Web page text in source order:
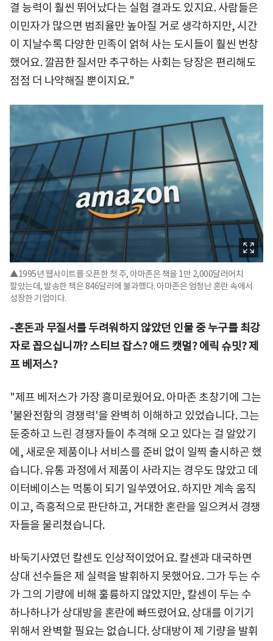
결 능력이 훨씬 뛰어났다는 실험 결과도 있지요. 사람들은
이민자가 많으면 범죄율만 높아질 거로 생각하지만, 시간
이 지날수록 다양한 민족이 얽혀 사는 도시들이 훨씬 번창
했어요. 깔끔한 질서만 추구하는 사회는 당장은 편리해도
점점 더 나약해질 뿐이지요."
▲1995년 웹사이트를 오픈한 첫 주, 아마존은 책을 1만 2,000달러어치
팔았는데, 발송한 책은 846달러에 불과했다. 아마존은 엄청난 혼란 속에서
성장한 기업이다.
-혼돈과 무질서를 두려워하지 않았던 인물 중 누구를 최강
자로 꼽으십니까? 스티브 잡스? 애드 캣멀? 에릭 슈밋? 제
프 베저스?
"제프 베저스가 가장 흥미로웠어요. 아마존 초창기에 그는
'불완전함의 경쟁력'을 완벽히 이해하고 있었습니다. 그는
둔중하고 느린 경쟁자들이 추격해 오고 있다는 걸 알았기
에, 새로운 제품이나 서비스를 준비 없이 일찍 출시하곤 했
습니다. 유통 과정에서 제품이 사라지는 경우도 많았고 데
이터베이스는 먹통이 되기 일쑤였어요. 하지만 계속 움직
이고, 즉흥적으로 판단하고, 거대한 혼란을 일으켜서 경쟁
자들을 물리쳤습니다.
바둑기사였던 칼센도 인상적이었어요. 칼센과 대국하면
상대 선수들은 제 실력을 발휘하지 못했어요. 그가 두는 수
가 그의 기량에 비해 훌륭하지 않았지만, 칼센이 두는 수
하나하나가 상대방을 혼란에 빠뜨렸어요. 상대를 이기기
위해서 완벽할 필요는 없습니다. 상대방이 제 기량을 발휘